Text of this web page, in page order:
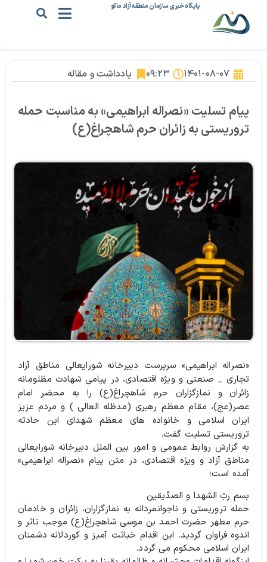
پایگاه خبری سازمان منطقه آزاد ماکو
۱۴۰۱-۰۸-۰۷ ۰۹:۲۳ یادداشت و مقاله
پیام تسلیت «نصراله ابراهیمی» به مناسبت حمله
تروریستی به زائران حرم شاهچراغ(ع)
«نصراله ابراهیمی» سرپرست دبیرخانه شورایعالی مناطق آزاد
تجاری _ صنعتی و ویژه اقتصادی، در پیامی شهادت مظلومانه
زائران و نمازگزاران حرم شاهچراغ(ع) را به محضر امام
عصر(عج)، مقام معظم رهبری (مدظله العالی ) و مردم عزیز
ایران اسلامی و خانواده های معظم شهدای این حادثه
تروریستی تسلیت گفت.
به گزارش روابط عمومی و امور بین الملل دبیرخانه شورایعالی
مناطق آزاد و ویژه اقتصادی، در متن پیام «نصراله ابراهیمی»
آمده است؛
بسم ربّ الشهدا و الصدّیقین
حمله تروریستی و ناجوانمردانه به نمازگزاران، زائران و خادمان
حرم مطهر حضرت احمد بن موسی شاهچراغ(ع) موجب تاثر و
اندوه فراوان گردید. این اقدام خباثت آمیز و کوردلانه دشمنان
ایران اسلامی محکوم می گردد.